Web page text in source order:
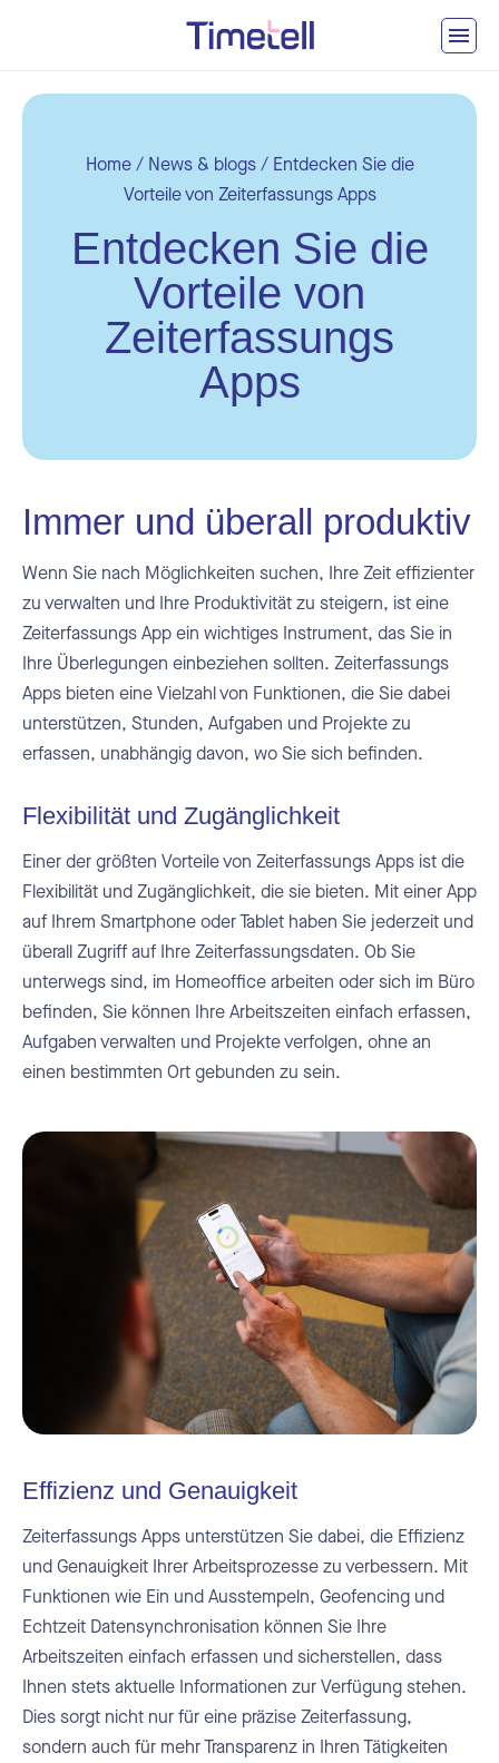
Home/ News & blogs/ Entdecken Sie die
Vorteile von Zeiterfassungs Apps
Entdecken Sie die
Vorteile von
Zeiterfassungs
Apps
Immer und überall produktiv
Wenn Sie nach Möglichkeiten suchen, Ihre Zeit effizienter
zu verwalten und Ihre Produktivität zu steigern, ist eine
Zeiterfassungs App ein wichtiges Instrument, das Sie in
Ihre Überlegungen einbeziehen sollten. Zeiterfassungs
Apps bieten eine Vielzahl von Funktionen, die Sie dabei
unterstützen, Stunden, Aufgaben und Projekte zu
erfassen, unabhängig davon, wo Sie sich befinden.
Flexibilität und Zugänglichkeit
Einer der größten Vorteile von Zeiterfassungs Apps ist die
Flexibilität und Zugänglichkeit, die sie bieten. Mit einer App
auf Ihrem Smartphone oder Tablet haben Sie jederzeit und
überall Zugriff auf Ihre Zeiterfassungsdaten. Ob Sie
unterwegs sind, im Homeoffice arbeiten oder sich im Büro
befinden, Sie können Ihre Arbeitszeiten einfach erfassen,
Aufgaben verwalten und Projekte verfolgen, ohne an
einen bestimmten Ort gebunden zu sein.
Effizienz und Genauigkeit
Zeiterfassungs Apps unterstützen Sie dabei, die Effizienz
und Genauigkeit Ihrer Arbeitsprozesse zu verbessern. Mit
Funktionen wie Ein und Ausstempeln, Geofencing und
Echtzeit Datensynchronisation können Sie Ihre
Arbeitszeiten einfach erfassen und sicherstellen, dass
Ihnen stets aktuelle Informationen zur Verfügung stehen.
Dies sorgt nicht nur für eine präzise Zeiterfassung,
sondern auch für mehr Transparenz in Ihren Tätigkeiten